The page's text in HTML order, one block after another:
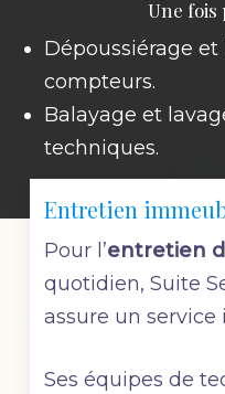
Une fois
Dépoussiérage
compteurs.
Balayage et
techniques.
Entretien
Pour l’entretien
quotidien, Suite
assure un service
Ses équipes de